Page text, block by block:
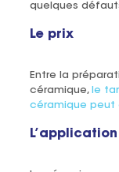
quelques
Le prix
Entre la
céramique, le
céramique peut
L’application